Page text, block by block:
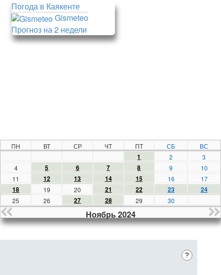
Погода в Каякенте
Gismeteo
Прогноз на 2 недели
ПН ВТ СР ЧТ ПТ СБ ВС
1 2
3
4
5 6 7 8 9
10
11
12 13 14 15 16 17
18 19 20 21 22 23 24
25 26 27 28 29 30
Ноябрь 2024
?